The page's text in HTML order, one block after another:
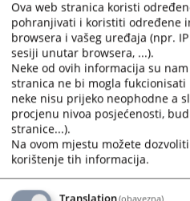
and
select
a
date.
Press
the
question
mark
key
get
and
select
a
date.
Press
the
mark
key
Ova web stranica koristi
pohranjivati i koristiti određene
browsera i vašeg uređaja (npr.
sesiji unutar browsera, ...).
Neke od ovih informacija su
stranica ne bi mogla
neke nisu prijeko neophodne a
procjenu nivoa posjećenosti,
stranice...).
Na ovom mjestu možete
korištenje tih informacija.